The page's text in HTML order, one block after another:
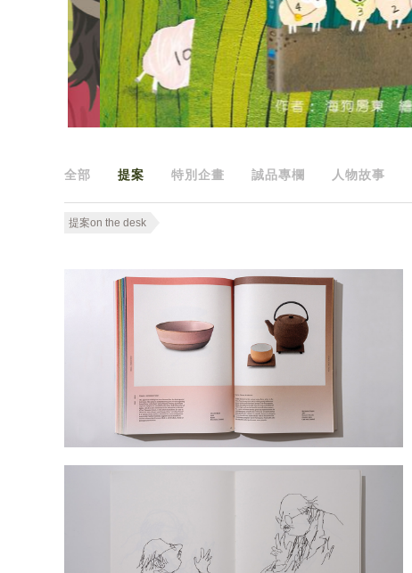
全部 提案 特別企畫 誠品專欄 人物故事
提案on the desk